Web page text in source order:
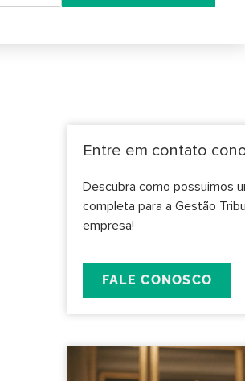
Entre em contato
Descubra como possuimos
completa para a Gestão
empresa!
FALE CONOSCO